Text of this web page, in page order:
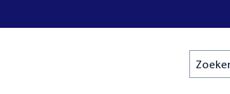
Zoeken